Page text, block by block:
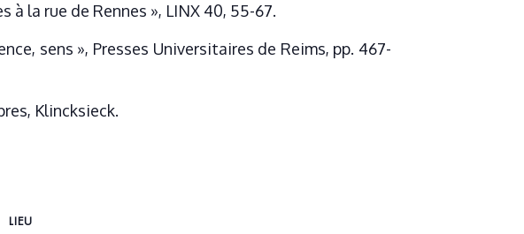
à la rue de Rennes », LINX 40, 55-67.
sens », Presses Universitaires de Reims, pp. 467-
Klincksieck.
LIEU